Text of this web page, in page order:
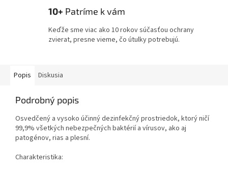
10+ Patríme k vám
Keďže sme viac ako 10 rokov súčasťou ochrany
zvierat, presne vieme, čo útulky potrebujú.
Popis Diskusia
Podrobný popis
Osvedčený a vysoko účinný dezinfekčný prostriedok, ktorý ničí
99,9% všetkých nebezpečných baktérií a vírusov, ako aj
patogénov, rias a plesní.
Charakteristika: